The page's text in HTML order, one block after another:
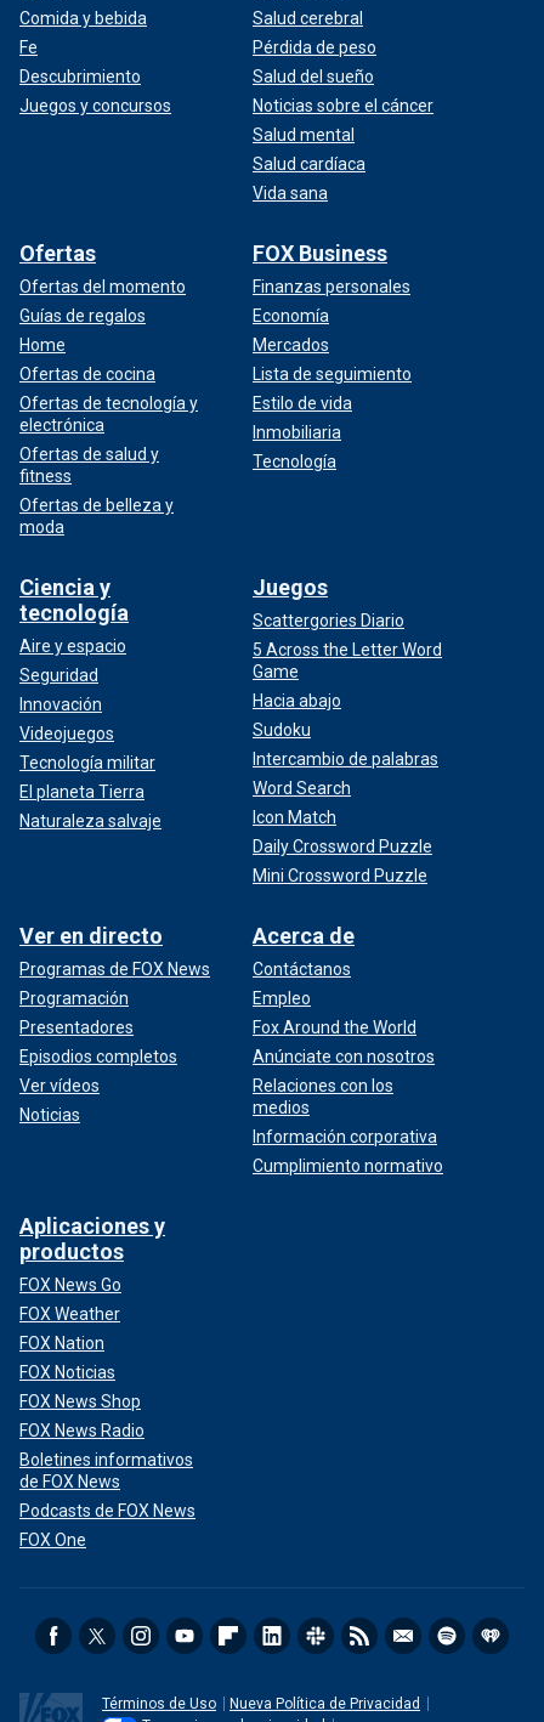
Comida y bebida
Fe
Descubrimiento
Juegos y concursos
Salud cerebral
Pérdida de peso
Salud del sueño
Noticias sobre el cáncer
Salud mental
Salud cardíaca
Vida sana
Ofertas
Ofertas del momento
Guías de regalos
Home
Ofertas de cocina
Ofertas de tecnología y
electrónica
Ofertas de salud y
fitness
Ofertas de belleza y
moda
FOX Business
Finanzas personales
Economía
Mercados
Lista de seguimiento
Estilo de vida
Inmobiliaria
Tecnología
Ciencia y
tecnología
Aire y espacio
Seguridad
Innovación
Videojuegos
Tecnología militar
El planeta Tierra
Naturaleza salvaje
Juegos
Scattergories Diario
5 Across the Letter Word
Game
Hacia abajo
Sudoku
Intercambio de palabras
Word Search
Icon Match
Daily Crossword Puzzle
Mini Crossword Puzzle
Ver en directo
Programas de FOX News
Programación
Presentadores
Episodios completos
Ver vídeos
Noticias
Acerca de
Contáctanos
Empleo
Fox Around the World
Anúnciate con nosotros
Relaciones con los
medios
Información corporativa
Cumplimiento normativo
Aplicaciones y
productos
FOX News Go
FOX Weather
FOX Nation
FOX Noticias
FOX News Shop
FOX News Radio
Boletines informativos
de FOX News
Podcasts de FOX News
FOX One
Términos de Uso
Nueva Política de Privacidad